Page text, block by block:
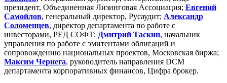
президент, Объединенная Лизинговая Ассоциация; Евгений
Самойлов, генеральный директор, Русаудит; Александр
Соломенцев, директор департамента по работе с
инвесторами, РЕД СОФТ; Дмитрий Таскин, начальник
управления по работе с эмитентами облигаций и
сопровождению национальных проектов, Московская биржа;
Максим Чернега, руководитель направления DCM
департамента корпоративных финансов, Цифра брокер.